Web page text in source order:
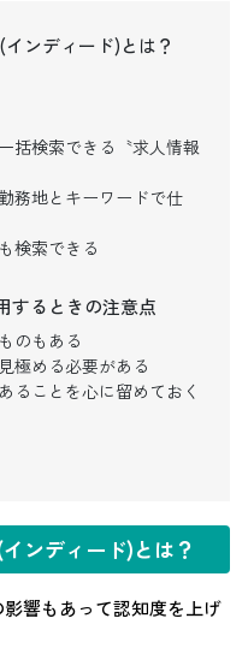
ンディード)とは？
括検索できる〝求人情報
務地とキーワードで仕
検索できる
するときの注意点
のもある
極める必要がある
ることを心に留めておく
ンディード)とは？
響もあって認知度を上げ